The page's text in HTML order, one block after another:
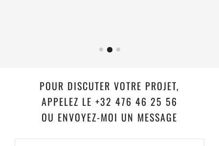
POUR DISCUTER VOTRE PROJET,
APPELEZ LE +32 476 46 25 56
OU ENVOYEZ-MOI UN MESSAGE